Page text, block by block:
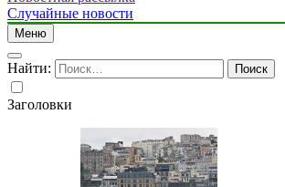
Случайные новости
Меню
Найти:
Заголовки